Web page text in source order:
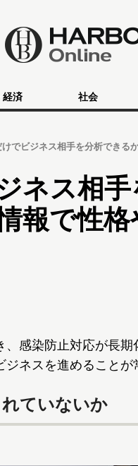
経済 社会
けでビジネス相手を分析でき
ネス相手
報で性格
感染防止対応が長期
ネスを進めることが
れていないか